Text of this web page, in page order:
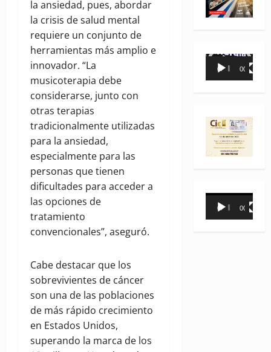
la ansiedad, pues, abordar
la crisis de salud mental
requiere un conjunto de
herramientas más amplio e
innovador. “La
musicoterapia debe
considerarse, junto con
otras terapias
tradicionalmente utilizadas
para la ansiedad,
especialmente para las
personas que tienen
dificultades para acceder a
las opciones de
tratamiento
convencionales”, aseguró.
Cabe destacar que los
sobrevivientes de cáncer
son una de las poblaciones
de más rápido crecimiento
en Estados Unidos,
superando la marca de los
Reproductor
00:00 00:35
Reproductor
00:00 00:31